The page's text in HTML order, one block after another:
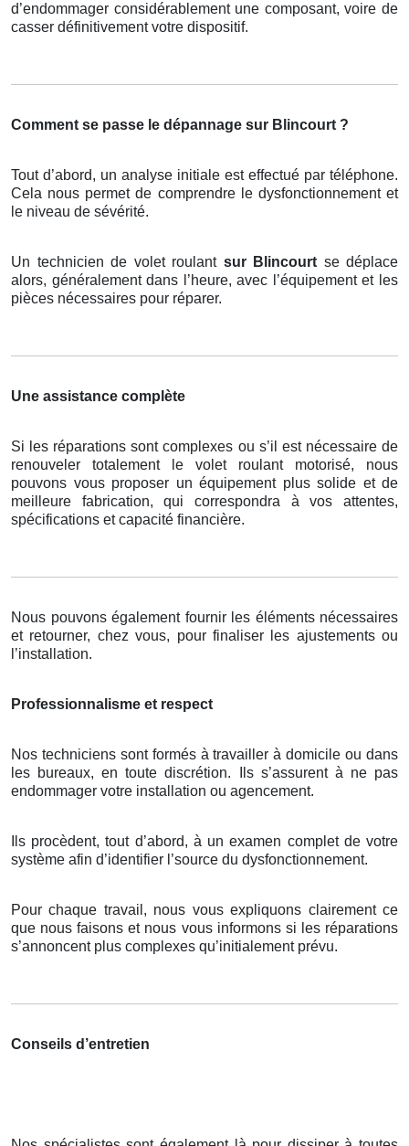
d’endommager considérablement une composant, voire de
casser définitivement votre dispositif.
Comment se passe le dépannage sur Blincourt ?
Tout d’abord, un analyse initiale est effectué par téléphone.
Cela nous permet de comprendre le dysfonctionnement et
le niveau de sévérité.
Un technicien de volet roulant sur Blincourt se déplace
alors, généralement dans l’heure, avec l’équipement et les
pièces nécessaires pour réparer.
Une assistance complète
Si les réparations sont complexes ou s’il est nécessaire de
renouveler totalement le volet roulant motorisé, nous
pouvons vous proposer un équipement plus solide et de
meilleure fabrication, qui correspondra à vos attentes,
spécifications et capacité financière.
Nous pouvons également fournir les éléments nécessaires
et retourner, chez vous, pour finaliser les ajustements ou
l’installation.
Professionnalisme et respect
Nos techniciens sont formés à travailler à domicile ou dans
les bureaux, en toute discrétion. Ils s’assurent à ne pas
endommager votre installation ou agencement.
Ils procèdent, tout d’abord, à un examen complet de votre
système afin d’identifier l’source du dysfonctionnement.
Pour chaque travail, nous vous expliquons clairement ce
que nous faisons et nous vous informons si les réparations
s’annoncent plus complexes qu’initialement prévu.
Conseils d’entretien